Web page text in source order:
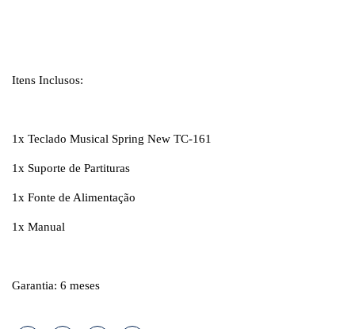
Itens Inclusos:
1x Teclado Musical Spring New TC-161
1x Suporte de Partituras
1x Fonte de Alimentação
1x Manual
Garantia: 6 meses